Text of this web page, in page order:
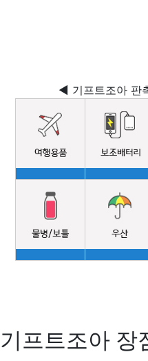
◀ 기프트조아 판
기프트조아 장